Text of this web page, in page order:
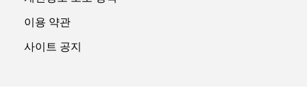
이용 약관
사이트 공지